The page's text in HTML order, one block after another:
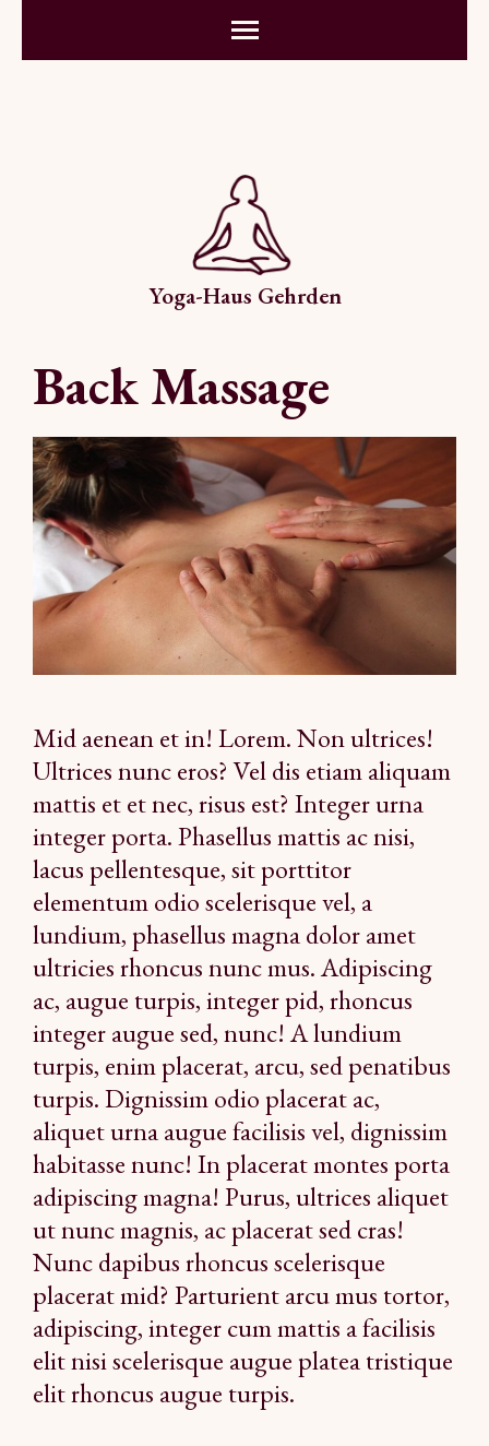
Yoga-Haus Gehrden
Back Massage
Mid aenean et in! Lorem. Non ultrices!
Ultrices nunc eros? Vel dis etiam aliquam
mattis et et nec, risus est? Integer urna
integer porta. Phasellus mattis ac nisi,
lacus pellentesque, sit porttitor
elementum odio scelerisque vel, a
lundium, phasellus magna dolor amet
ultricies rhoncus nunc mus. Adipiscing
ac, augue turpis, integer pid, rhoncus
integer augue sed, nunc! A lundium
turpis, enim placerat, arcu, sed penatibus
turpis. Dignissim odio placerat ac,
aliquet urna augue facilisis vel, dignissim
habitasse nunc! In placerat montes porta
adipiscing magna! Purus, ultrices aliquet
ut nunc magnis, ac placerat sed cras!
Nunc dapibus rhoncus scelerisque
placerat mid? Parturient arcu mus tortor,
adipiscing, integer cum mattis a facilisis
elit nisi scelerisque augue platea tristique
elit rhoncus augue turpis.